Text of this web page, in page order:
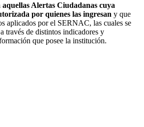
Alertas Ciudadanas cuya
por quienes las ingresan y que
aplicados por el SERNAC, las cuales se
través de distintos indicadores y
que posee la institución.